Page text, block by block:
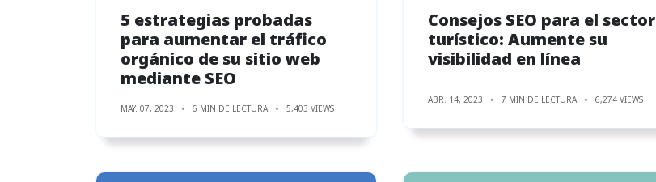
5 estrategias probadas
para aumentar el tráfico
orgánico de su sitio web
mediante SEO
MAY. 07, 2023 6 MIN DE LECTURA 5,403 VIEWS
Consejos SEO para el sector
turístico: Aumente su
visibilidad en línea
ABR. 14, 2023 7 MIN DE LECTURA 6,274 VIEWS